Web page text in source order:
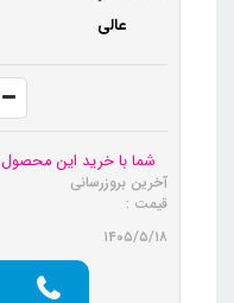
عالی
شما با خرید این محصول 50 امتیاز دریافت می کنید
آخرین بروزرسانی
قیمت :
۱۴۰۵/۵/۱۸